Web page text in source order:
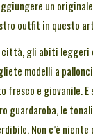
un
outfit in questo
città, gli abiti leggeri
modelli a
fresco e giovanile.
guardaroba, le
Non c’è niente